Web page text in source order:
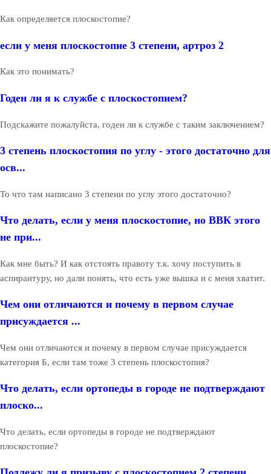
Как определяется плоскостопие?
если у меня плоскостопие 3 степени, артроз 2
Как это понимать?
Годен ли я к службе с плоскостопием?
Подскажите пожалуйста, годен ли к службе с таким заключением?
3 степень плоскостопия по углу - этого достаточно для
осв...
То что там написано 3 степени по углу этого достаточно?
Что делать, если у меня плоскостопие, но ВВК этого
не при...
Как мне быть? И как отстоять правоту т.к. хочу поступить в
аспирантуру, но дали понять, что есть уже вышка и с меня хватит.
Чем они отличаются и почему в первом случае
присуждается ...
Чем они отличаются и почему в первом случае присуждается
категория Б, если там тоже 3 степень плоскостопия?
Что делать, если ортопеды в городе не подтверждают
плоско...
Что делать, если ортопеды в городе не подтверждают
плоскостопие?